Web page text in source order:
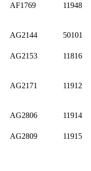
AF1769 11948
AG2144 50101
AG2153 11816
AG2171 11912
AG2806 11914
AG2809 11915